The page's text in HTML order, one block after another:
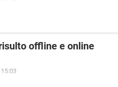
offline e online